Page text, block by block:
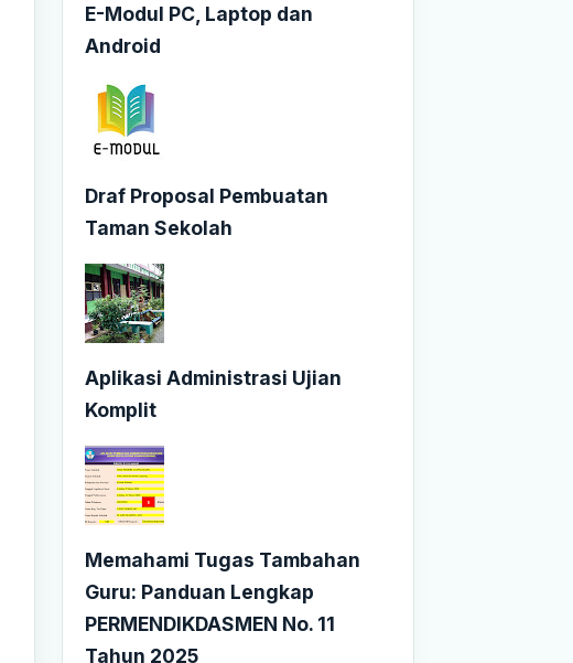
E-Modul PC, Laptop dan
Android
Draf Proposal Pembuatan
Taman Sekolah
Aplikasi Administrasi Ujian
Komplit
Memahami Tugas Tambahan
Guru: Panduan Lengkap
PERMENDIKDASMEN No. 11
Tahun 2025